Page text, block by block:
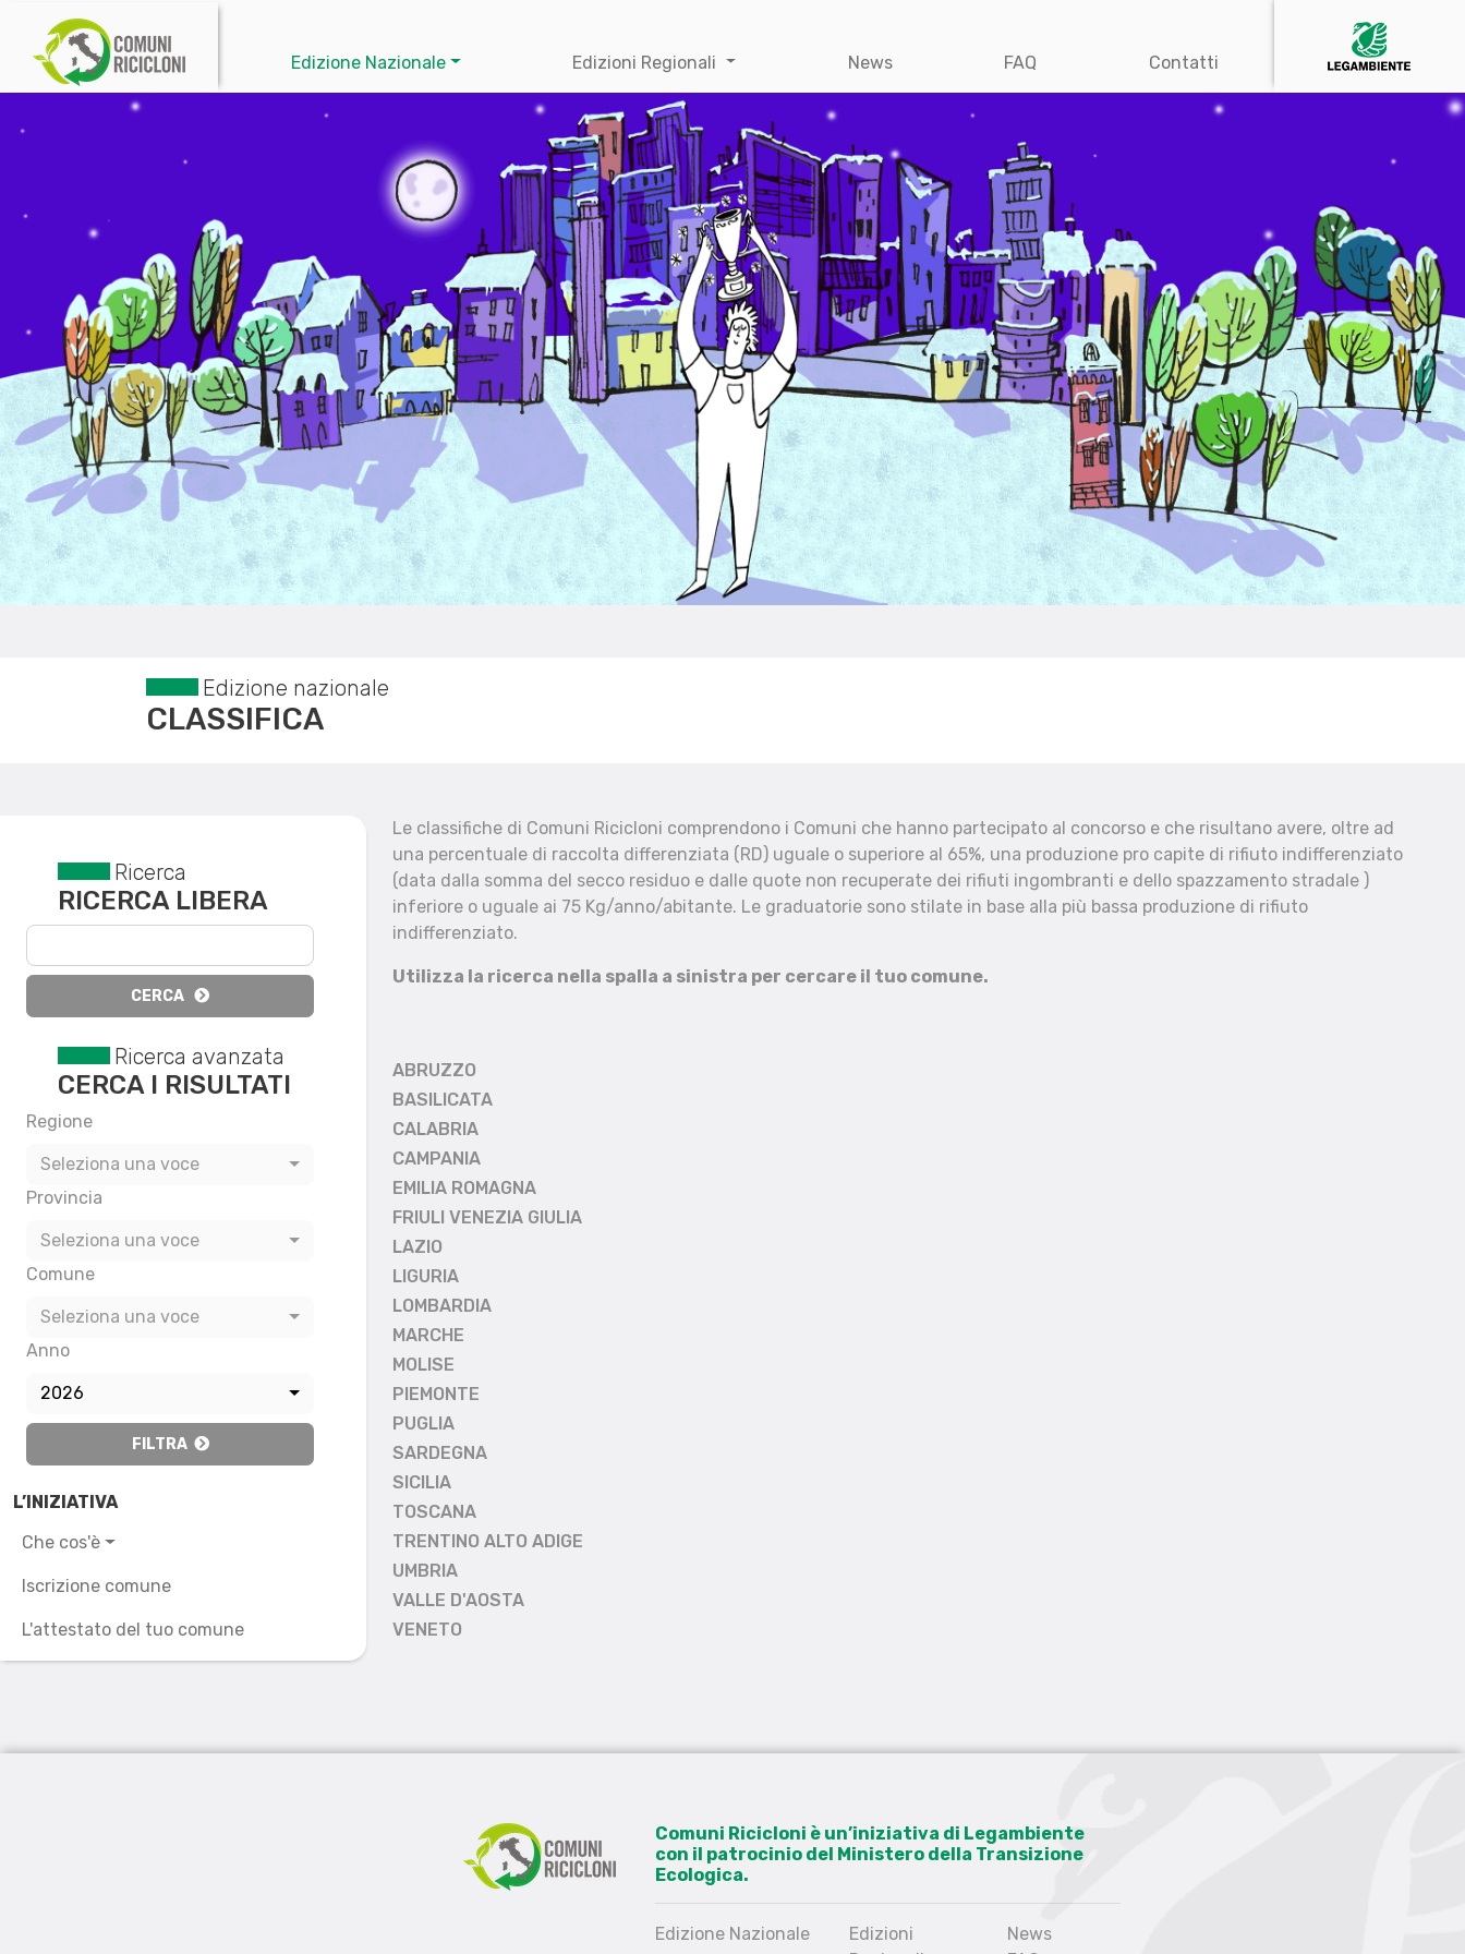
Edizione Nazionale Edizioni Regionali News FAQ Contatti
Edizione nazionale
CLASSIFICA
Reset filtri
Ricerca
RICERCA LIBERA
CERCA
Ricerca avanzata
CERCA I RISULTATI
Regione
Seleziona una voce
Provincia
Seleziona una voce
Comune
Seleziona una voce
Anno
2026
FILTRA
L’INIZIATIVA
Che cos'è
Iscrizione comune
L'attestato del tuo comune
Le classifiche di Comuni Ricicloni comprendono i Comuni che hanno partecipato al concorso e che risultano avere, oltre ad
una percentuale di raccolta differenziata (RD) uguale o superiore al 65%, una produzione pro capite di rifiuto indifferenziato
(data dalla somma del secco residuo e dalle quote non recuperate dei rifiuti ingombranti e dello spazzamento stradale )
inferiore o uguale ai 75 Kg/anno/abitante. Le graduatorie sono stilate in base alla più bassa produzione di rifiuto
indifferenziato.
Utilizza la ricerca nella spalla a sinistra per cercare il tuo comune.
ABRUZZO
BASILICATA
CALABRIA
CAMPANIA
EMILIA ROMAGNA
FRIULI VENEZIA GIULIA
LAZIO
LIGURIA
LOMBARDIA
MARCHE
MOLISE
PIEMONTE
PUGLIA
SARDEGNA
SICILIA
TOSCANA
TRENTINO ALTO ADIGE
UMBRIA
VALLE D'AOSTA
VENETO
Comuni Ricicloni è un’iniziativa di Legambiente
con il patrocinio del Ministero della Transizione
Ecologica.
Edizione Nazionale
Edizioni
News